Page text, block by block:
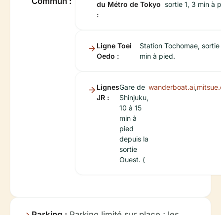
du Métro de Tokyo
:
sortie 1, 3 min à
Ligne Toei
Oedo :
Station Tochomae,
min à pied.
Lignes
JR :
Gare de
Shinjuku,
10 à 15
min à
pied
depuis la
sortie
Ouest. (
wanderboat.ai,